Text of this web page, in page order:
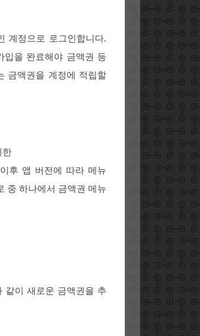
계정으로 로그인합니다.
입을 완료해야 금액권 등
금액권을 계정에 적립할
한
후 앱 버전에 따라 메뉴
중 하나에서 금액권 메뉴
같이 새로운 금액권을 추